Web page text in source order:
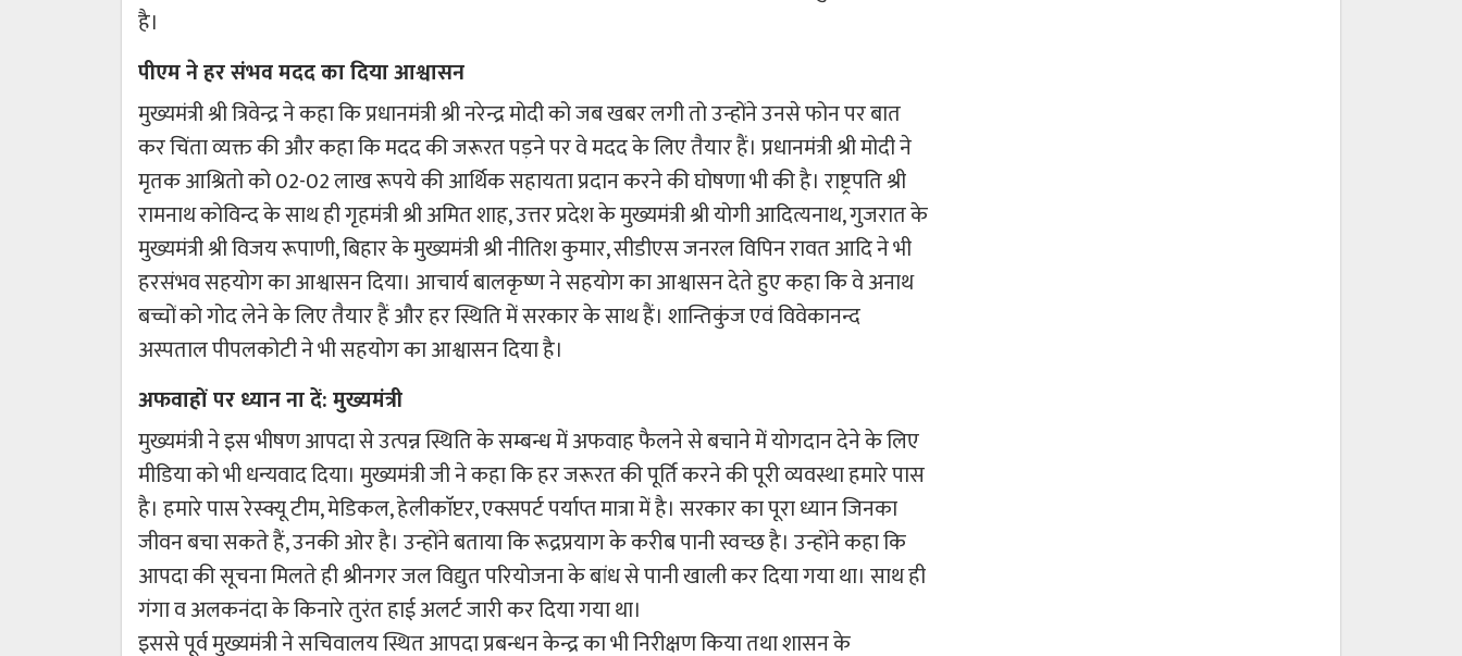
है।
पीएम ने हर संभव मदद का दिया आश्वासन
मुख्यमंत्री श्री त्रिवेन्द्र ने कहा कि प्रधानमंत्री श्री नरेन्द्र मोदी को जब खबर लगी तो उन्होंने उनसे फोन पर बात
कर चिंता व्यक्त की और कहा कि मदद की जरूरत पड़ने पर वे मदद के लिए तैयार हैं। प्रधानमंत्री श्री मोदी ने
मृतक आश्रितो को 02-02 लाख रूपये की आर्थिक सहायता प्रदान करने की घोषणा भी की है। राष्ट्रपति श्री
रामनाथ कोविन्द के साथ ही गृहमंत्री श्री अमित शाह, उत्तर प्रदेश के मुख्यमंत्री श्री योगी आदित्यनाथ, गुजरात के
मुख्यमंत्री श्री विजय रूपाणी, बिहार के मुख्यमंत्री श्री नीतिश कुमार, सीडीएस जनरल विपिन रावत आदि ने भी
हरसंभव सहयोग का आश्वासन दिया। आचार्य बालकृष्ण ने सहयोग का आश्वासन देते हुए कहा कि वे अनाथ
बच्चों को गोद लेने के लिए तैयार हैं और हर स्थिति में सरकार के साथ हैं। शान्तिकुंज एवं विवेकानन्द
अस्पताल पीपलकोटी ने भी सहयोग का आश्वासन दिया है।
अफवाहों पर ध्यान ना दें: मुख्यमंत्री
मुख्यमंत्री ने इस भीषण आपदा से उत्पन्न स्थिति के सम्बन्ध में अफवाह फैलने से बचाने में योगदान देने के लिए
मीडिया को भी धन्यवाद दिया। मुख्यमंत्री जी ने कहा कि हर जरूरत की पूर्ति करने की पूरी व्यवस्था हमारे पास
है। हमारे पास रेस्क्यू टीम, मेडिकल, हेलीकाॅप्टर, एक्सपर्ट पर्याप्त मात्रा में है। सरकार का पूरा ध्यान जिनका
जीवन बचा सकते हैं, उनकी ओर है। उन्होंने बताया कि रूद्रप्रयाग के करीब पानी स्वच्छ है। उन्होंने कहा कि
आपदा की सूचना मिलते ही श्रीनगर जल विद्युत परियोजना के बांध से पानी खाली कर दिया गया था। साथ ही
गंगा व अलकनंदा के किनारे तुरंत हाई अलर्ट जारी कर दिया गया था।
इससे पूर्व मुख्यमंत्री ने सचिवालय स्थित आपदा प्रबन्धन केन्द्र का भी निरीक्षण किया तथा शासन के